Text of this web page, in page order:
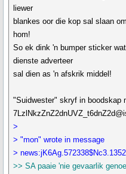
liewer
blankes oor die kop sal slaan
hom!
So ek dink 'n bumper sticker
dienste adverteer
sal dien as 'n afskrik middel!
"Suidwester" skryf in boodskap
>
> "mon" wrote in message
>
>> SA paaie 'nie gevaarlik